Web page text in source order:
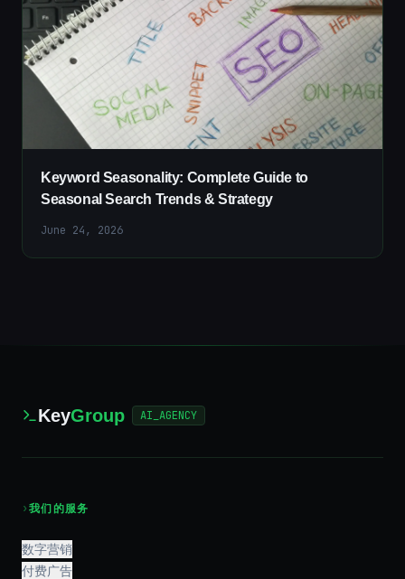
Keyword Seasonality: Complete Guide to
Seasonal Search Trends & Strategy
June 24, 2026
KeyGroup AI_AGENCY
›我们的服务
数字营销
付费广告